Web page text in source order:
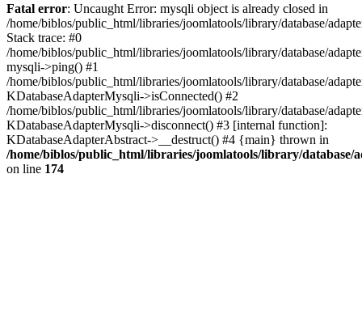
Fatal error: Uncaught Error: mysqli object is already closed in
/home/biblos/public_html/libraries/joomlatools/library/database/
Stack trace: #0
/home/biblos/public_html/libraries/joomlatools/library/database/
mysqli->ping() #1
/home/biblos/public_html/libraries/joomlatools/library/database/
KDatabaseAdapterMysqli->isConnected() #2
/home/biblos/public_html/libraries/joomlatools/library/database/
KDatabaseAdapterMysqli->disconnect() #3 [internal function]:
KDatabaseAdapterAbstract->__destruct() #4 {main} thrown in
/home/biblos/public_html/libraries/joomlatools/library/database/
on line 174